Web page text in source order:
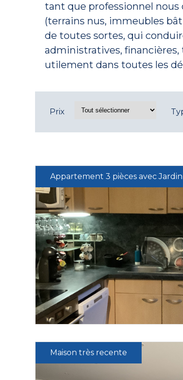
tant que professionnel nous
(terrains nus, immeubles
de toutes sortes, qui
administratives,
utilement dans toutes les
Prix
Appartement 3 pièces avec Jardin
Maison très recente